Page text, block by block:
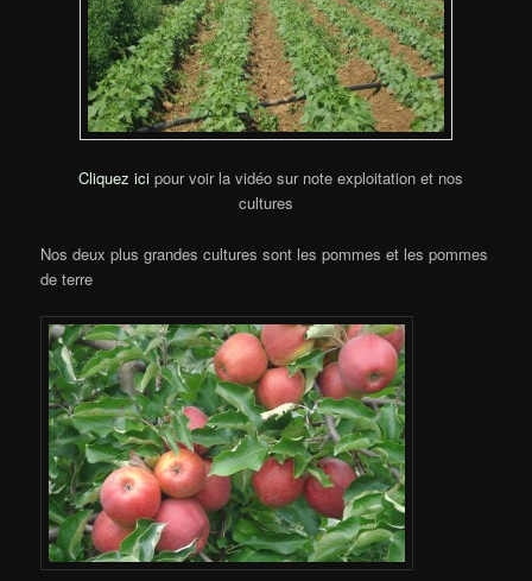
Cliquez ici pour voir la vidéo sur note exploitation et nos
cultures
Nos deux plus grandes cultures sont les pommes et les pommes
de terre